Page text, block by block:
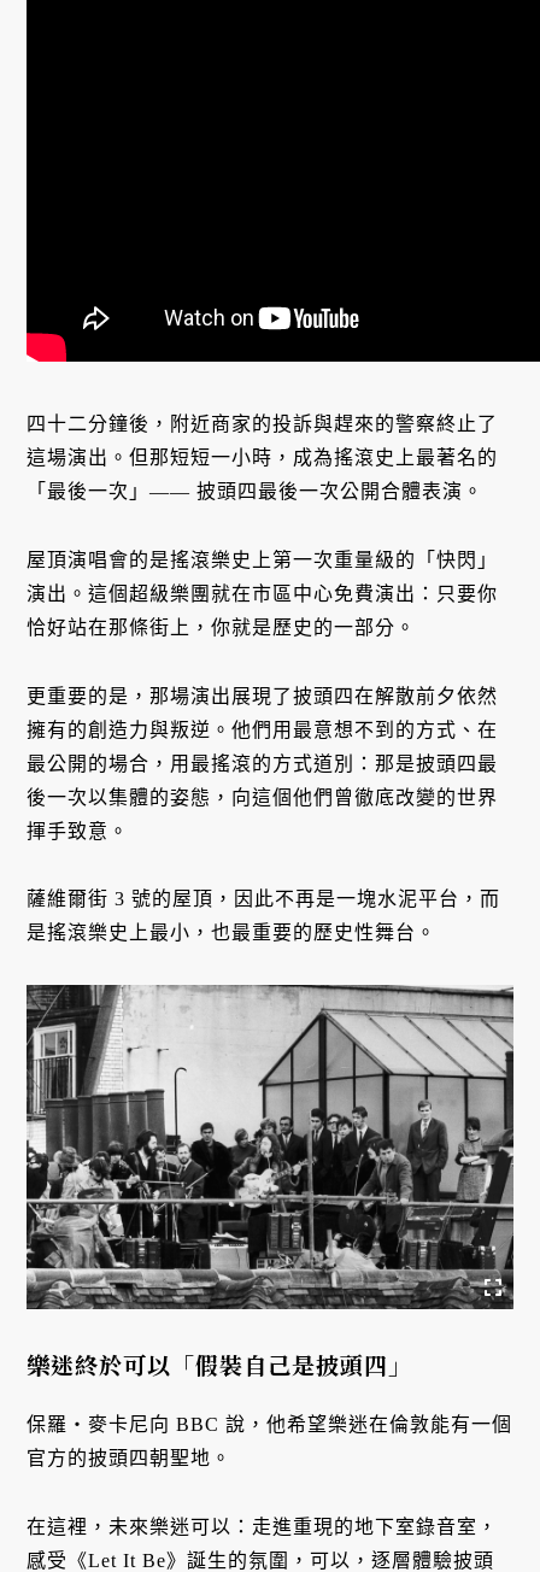
四十二分鐘後，附近商家的投訴與趕來的警察終止了
這場演出。但那短短一小時，成為搖滾史上最著名的
「最後一次」—— 披頭四最後一次公開合體表演。
屋頂演唱會的是搖滾樂史上第一次重量級的「快閃」
演出。這個超級樂團就在市區中心免費演出：只要你
恰好站在那條街上，你就是歷史的一部分。
更重要的是，那場演出展現了披頭四在解散前夕依然
擁有的創造力與叛逆。他們用最意想不到的方式、在
最公開的場合，用最搖滾的方式道別：那是披頭四最
後一次以集體的姿態，向這個他們曾徹底改變的世界
揮手致意。
薩維爾街 3 號的屋頂，因此不再是一塊水泥平台，而
是搖滾樂史上最小，也最重要的歷史性舞台。
樂迷終於可以「假裝自己是披頭四」
保羅・麥卡尼向 BBC 說，他希望樂迷在倫敦能有一個
官方的披頭四朝聖地。
在這裡，未來樂迷可以：走進重現的地下室錄音室，
感受《Let It Be》誕生的氛圍，可以，逐層體驗披頭